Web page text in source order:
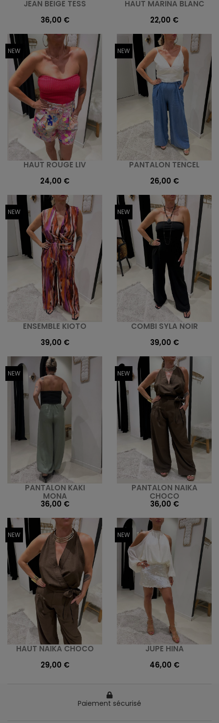
JEAN BEIGE TESS
36,00 €
HAUT MARINA BLANC
22,00 €
NEW
HAUT ROUGE LIV
24,00 €
NEW
PANTALON TENCEL
26,00 €
NEW
ENSEMBLE KIOTO
39,00 €
NEW
COMBI SYLA NOIR
39,00 €
NEW
PANTALON KAKI
MONA
36,00 €
NEW
PANTALON NAIKA
CHOCO
36,00 €
NEW
HAUT NAIKA CHOCO
29,00 €
NEW
JUPE HINA
46,00 €
Paiement sécurisé